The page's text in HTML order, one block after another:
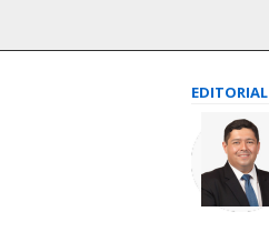
EDITORIAL